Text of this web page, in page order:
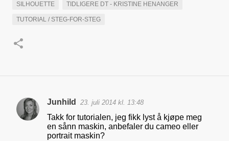
SILHOUETTE TIDLIGERE DT - KRISTINE HENANGER
TUTORIAL / STEG-FOR-STEG
K
Junhild 23. juli 2014 kl. 13:48
Takk for tutorialen, jeg fikk lyst å kjøpe meg
en sånn maskin, anbefaler du cameo eller
portrait maskin?